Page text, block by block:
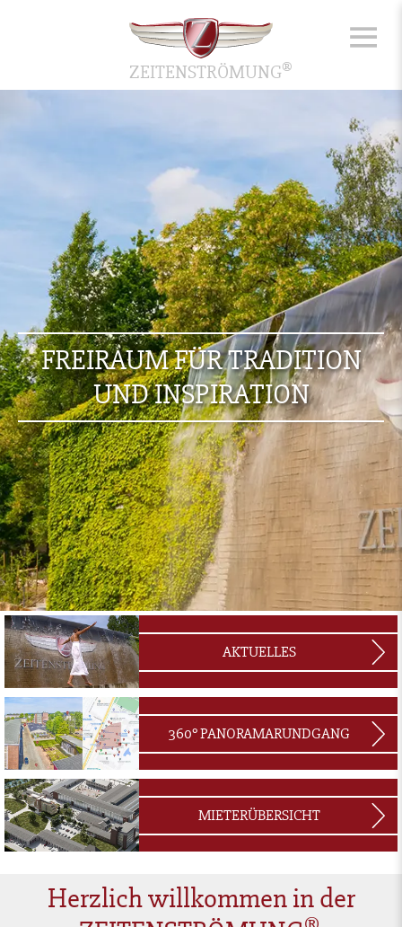
ZEITENSTRÖMUNG®
FREIRAUM FÜR TRADITION
UND INSPIRATION
AKTUELLES
360° PANORAMARUNDGANG
MIETERÜBERSICHT
Herzlich willkommen in der